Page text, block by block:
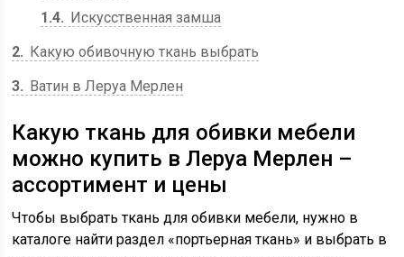
1.4
Искусственная замша
2
Какую обивочную ткань выбрать
3
Ватин в Леруа Мерлен
Какую ткань для обивки мебели
можно купить в Леруа Мерлен –
ассортимент и цены
Чтобы выбрать ткань для обивки мебели, нужно в
каталоге найти раздел «портьерная ткань» и выбрать в